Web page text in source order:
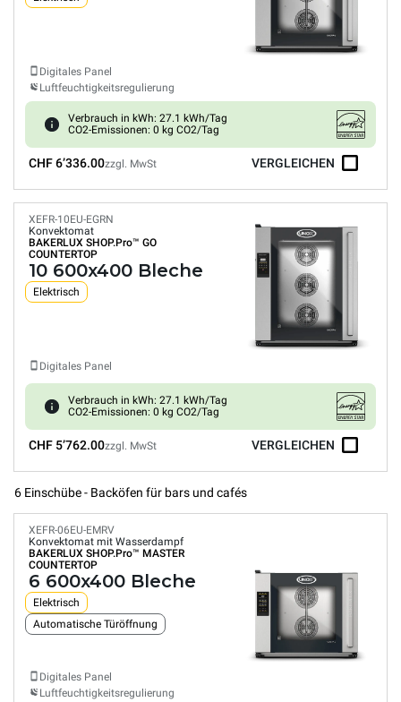
Digitales Panel
Luftfeuchtigkeitsregulierung
Verbrauch in kWh: 27.1 kWh/Tag
CO2-Emissionen: 0 kg CO2/Tag
CHF 6’336.00zzgl. MwSt VERGLEICHEN
XEFR-10EU-EGRN
Konvektomat
BAKERLUX SHOP.Pro™ GO
COUNTERTOP
10 600x400 Bleche
Elektrisch
Digitales Panel
Verbrauch in kWh: 27.1 kWh/Tag
CO2-Emissionen: 0 kg CO2/Tag
CHF 5’762.00zzgl. MwSt VERGLEICHEN
6 Einschübe - Backöfen für bars und cafés
XEFR-06EU-EMRV
Konvektomat mit Wasserdampf
BAKERLUX SHOP.Pro™ MASTER
COUNTERTOP
6 600x400 Bleche
Elektrisch
Automatische Türöffnung
Digitales Panel
Luftfeuchtigkeitsregulierung